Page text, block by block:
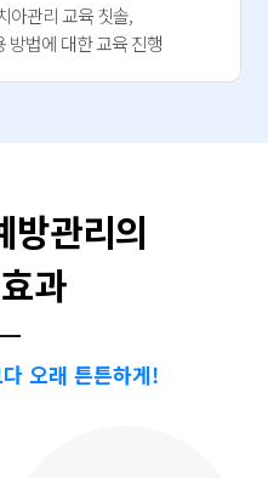
아관리 교육 칫솔,
방법에 대한 교육 진행
방관리의
과
오래 튼튼하게!